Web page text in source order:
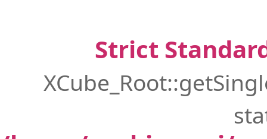
Strict